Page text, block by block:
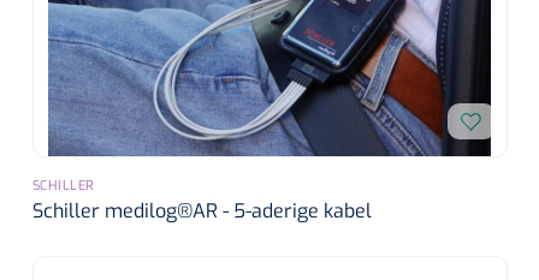
Wearables
Software
Alcoholmeter
Instrumentensets
Steriele velden
Hydrocolloïden
SCHILLER
Schiller medilog®AR - 5-aderige kabel